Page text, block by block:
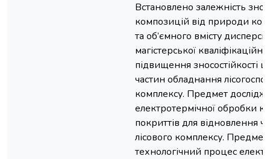
Встановлено залежність
композицій від природи
та об’ємного вмісту
магістерської
підвищення зносостійкості
частин обладнання
комплексу. Предмет
електротермічної обробки
покриттів для відновлення
лісового комплексу.
технологічний процес